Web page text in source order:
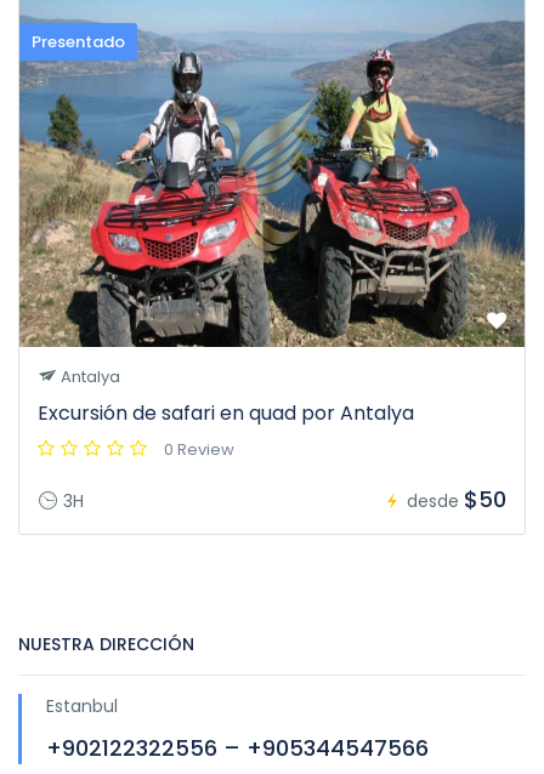
Presentado
Antalya
Excursión de safari en quad por Antalya
0 Review
3H desde $50
NUESTRA DIRECCIÓN
Estanbul
+902122322556 – +905344547566